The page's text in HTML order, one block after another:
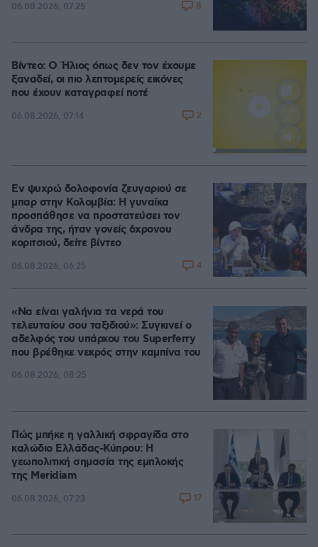
06.08.2026, 07:25 8
Loaded:
Βίντεο: Ο Ήλιος όπως δεν τον έχουμε
ξαναδεί, οι πιο λεπτομερείς εικόνες
που έχουν καταγραφεί ποτέ
06.08.2026, 07:14 2
Εν ψυχρώ δολοφονία ζευγαριού σε
μπαρ στην Κολομβία: Η γυναίκα
προσπάθησε να προστατεύσει τον
άνδρα της, ήταν γονείς 6χρονου
κοριτσιού, δείτε βίντεο
06.08.2026, 06:25 4
«Να είναι γαλήνια τα νερά του
τελευταίου σου ταξιδιού»: Συγκινεί ο
αδελφός του υπάρχου του Superferry
που βρέθηκε νεκρός στην καμπίνα του
06.08.2026, 08:25
Πώς μπήκε η γαλλική σφραγίδα στο
καλώδιο Ελλάδας-Κύπρου: Η
γεωπολιτική σημασία της εμπλοκής
της Meridiam
06.08.2026, 07:23 17